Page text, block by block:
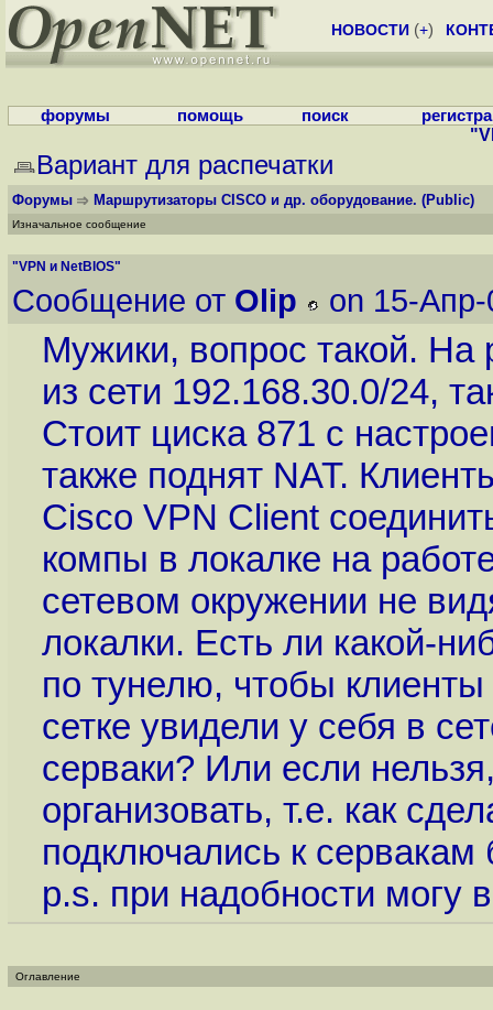
НОВОСТИ (+)
форумы помощь поиск
Вариант для распечатки
Форумы Маршрутизаторы CISCO и др. оборудование. (Public)
Изначальное сообщение
"VPN и NetBIOS"
Сообщение от Olip on 15-
Мужики, вопрос такой. На
из сети 192.168.30.0/24,
Стоит циска 871 с
также поднят NAT.
Cisco VPN Client
компы в локалке на
сетевом окружении не
локалки. Есть ли какой-
по тунелю, чтобы
сетке увидели у себя в
серваки? Или если
организовать, т.е. как
подключались к
p.s. при надобности могу
Оглавление